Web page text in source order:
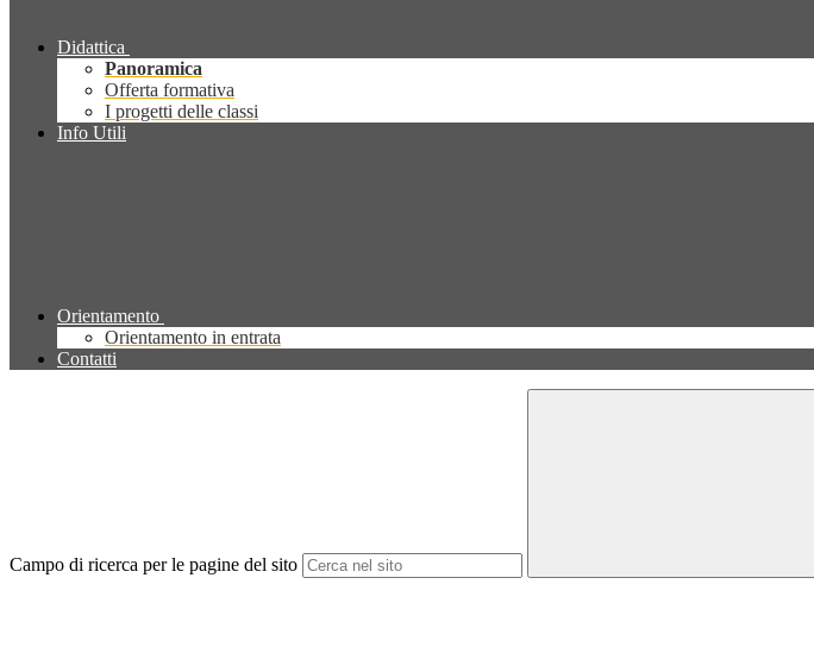
Didattica
Panoramica
Offerta formativa
I progetti delle classi
Info Utili
Orientamento
Orientamento in entrata
Contatti
Campo di ricerca per le pagine del sito